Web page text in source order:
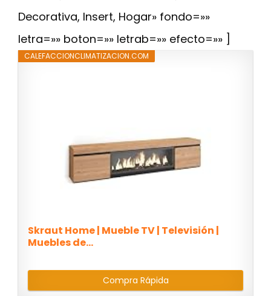
Decorativa, Insert, Hogar» fondo=»»
letra=»» boton=»» letrab=»» efecto=»» ]
CALEFACCIONCLIMATIZACION.COM
Skraut Home | Mueble TV | Televisión |
Muebles de...
Compra Rápida